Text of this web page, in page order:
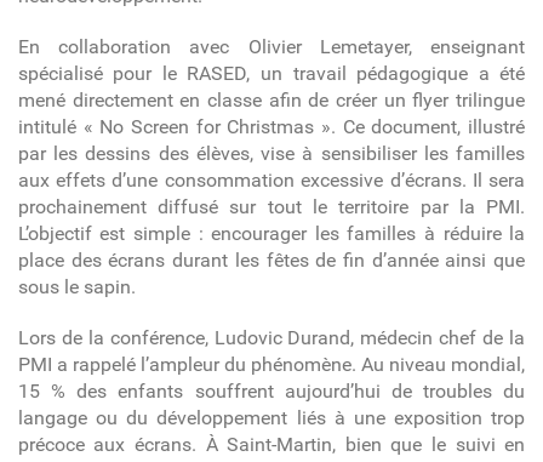
En collaboration avec Olivier Lemetayer, enseignant
spécialisé pour le RASED, un travail pédagogique a été
mené directement en classe afin de créer un flyer trilingue
intitulé « No Screen for Christmas ». Ce document, illustré
par les dessins des élèves, vise à sensibiliser les familles
aux effets d’une consommation excessive d’écrans. Il sera
prochainement diffusé sur tout le territoire par la PMI.
L’objectif est simple : encourager les familles à réduire la
place des écrans durant les fêtes de fin d’annéeainsi que
sous le sapin.
Lors de la conférence, Ludovic Durand, médecin chef de la
PMI a rappelé l’ampleur du phénomène. Au niveau mondial,
15 % des enfants souffrent aujourd’hui de troubles du
langage ou du développement liés à une exposition trop
précoce aux écrans. À Saint-Martin, bien que le suivi en